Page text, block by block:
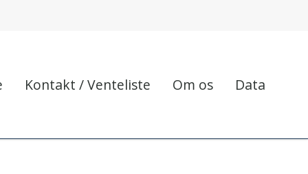
Kontakt / Venteliste Om os Data